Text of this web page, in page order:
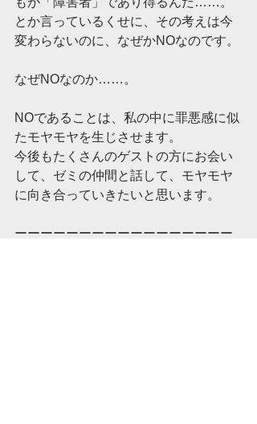
とか言っているくせに、その考えは今
変わらないのに、なぜかNOなのです。
なぜNOなのか……。
NOであることは、私の中に罪悪感に似
たモヤモヤを生じさせます。
今後もたくさんのゲストの方にお会い
して、ゼミの仲間と話して、モヤモヤ
に向き合っていきたいと思います。
ーーーーーーーーーーーーーーーーー